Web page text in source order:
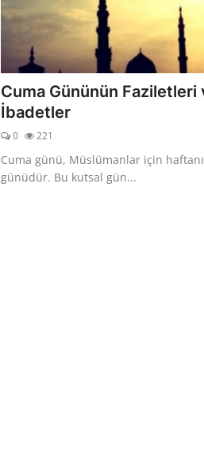
Cuma Gününün Faziletleri
İbadetler
0 221
Cuma günü, Müslümanlar için
günüdür. Bu kutsal gün...